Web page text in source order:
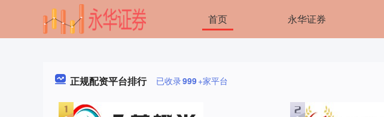
首页 永华证券
正规配资平台排行 已收录999+家平台